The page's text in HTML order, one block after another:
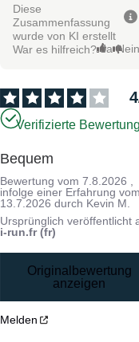
Diese
Zusammenfassung
wurde von KI erstellt
War es hilfreich? Ja
4
Verifizierte
Bequem
Bewertung vom7.8.2026
infolge einer Erfahrung
13.7.2026 durch Kevin M.
Ursprünglich veröffentlicht
i-run.fr (fr)
Originalbewertung
anzeigen
Melden